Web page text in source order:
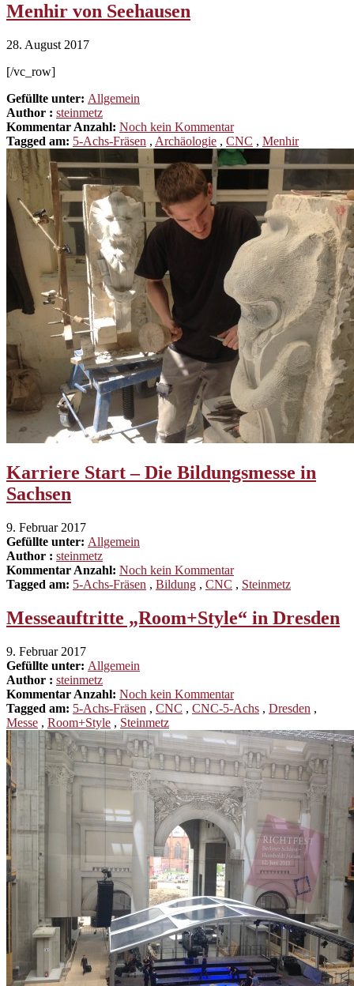
Menhir von Seehausen
28. August 2017
[/vc_row]
Gefüllte unter: Allgemein
Author : steinmetz
Kommentar Anzahl: Noch kein Kommentar
Tagged am: 5-Achs-Fräsen , Archäologie , CNC , Menhir
Karriere Start – Die Bildungsmesse in
Sachsen
9. Februar 2017
Gefüllte unter: Allgemein
Author : steinmetz
Kommentar Anzahl: Noch kein Kommentar
Tagged am: 5-Achs-Fräsen , Bildung , CNC , Steinmetz
Messeauftritte „Room+Style“ in Dresden
9. Februar 2017
Gefüllte unter: Allgemein
Author : steinmetz
Kommentar Anzahl: Noch kein Kommentar
Tagged am: 5-Achs-Fräsen , CNC , CNC-5-Achs , Dresden ,
Messe , Room+Style , Steinmetz